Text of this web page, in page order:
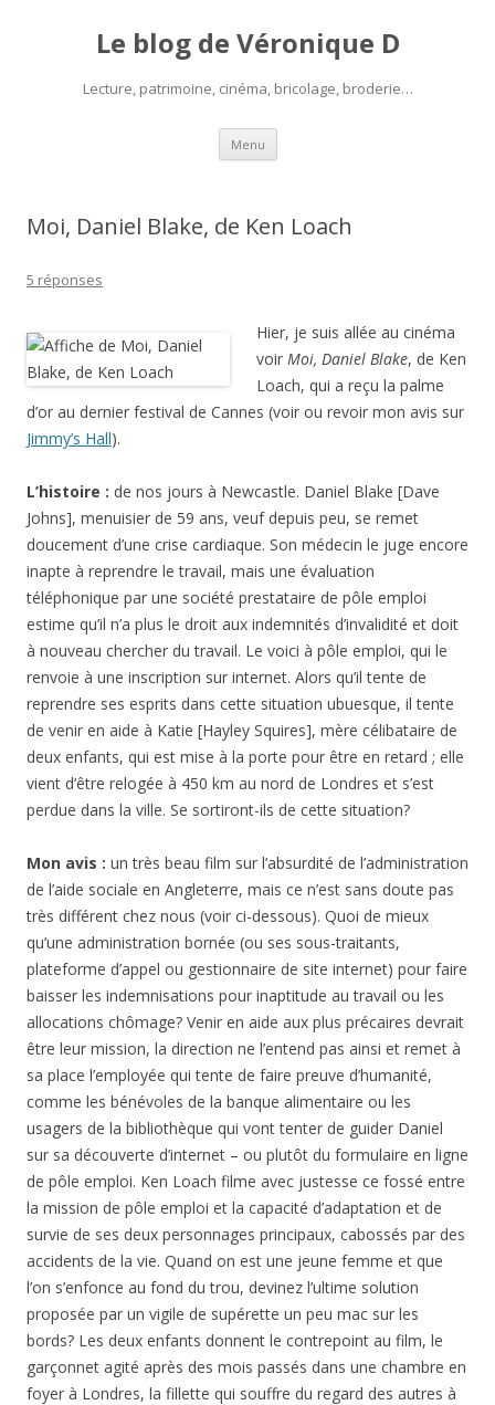
Le blog de Véronique D
Lecture, patrimoine, cinéma, bricolage, broderie…
Menu Aller
contenu
Moi, Daniel Blake, de Ken Loach
5 réponses
Hier, je suis allée au cinéma
voir Moi, Daniel Blake, de Ken
Loach, qui a reçu la palme
d’or au dernier festival de Cannes (voir ou revoir mon avis sur
Jimmy’s Hall).
L’histoire : de nos jours à Newcastle. Daniel Blake [Dave
Johns], menuisier de 59 ans, veuf depuis peu, se remet
doucement d’une crise cardiaque. Son médecin le juge encore
inapte à reprendre le travail, mais une évaluation
téléphonique par une société prestataire de pôle emploi
estime qu’il n’a plus le droit aux indemnités d’invalidité et doit
à nouveau chercher du travail. Le voici à pôle emploi, qui le
renvoie à une inscription sur internet. Alors qu’il tente de
reprendre ses esprits dans cette situation ubuesque, il tente
de venir en aide à Katie [Hayley Squires], mère célibataire de
deux enfants, qui est mise à la porte pour être en retard ; elle
vient d’être relogée à 450 km au nord de Londres et s’est
perdue dans la ville. Se sortiront-ils de cette situation?
Mon avis : un très beau film sur l’absurdité de l’administration
de l’aide sociale en Angleterre, mais ce n’est sans doute pas
très différent chez nous (voir ci-dessous). Quoi de mieux
qu’une administration bornée (ou ses sous-traitants,
plateforme d’appel ou gestionnaire de site internet) pour faire
baisser les indemnisations pour inaptitude au travail ou les
allocations chômage? Venir en aide aux plus précaires devrait
être leur mission, la direction ne l’entend pas ainsi et remet à
sa place l’employée qui tente de faire preuve d’humanité,
comme les bénévoles de la banque alimentaire ou les
usagers de la bibliothèque qui vont tenter de guider Daniel
sur sa découverte d’internet – ou plutôt du formulaire en ligne
de pôle emploi. Ken Loach filme avec justesse ce fossé entre
la mission de pôle emploi et la capacité d’adaptation et de
survie de ses deux personnages principaux, cabossés par des
accidents de la vie. Quand on est une jeune femme et que
l’on s’enfonce au fond du trou, devinez l’ultime solution
proposée par un vigile de supérette un peu mac sur les
bords? Les deux enfants donnent le contrepoint au film, le
garçonnet agité après des mois passés dans une chambre en
foyer à Londres, la fillette qui souffre du regard des autres à